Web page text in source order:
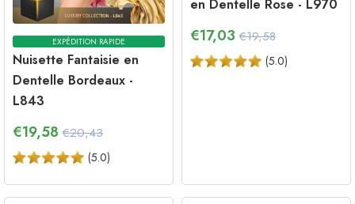
EXPÉDITION RAPIDE
Nuisette Fantaisie en
Dentelle Bordeaux -
L843
€19,58 €20,43
(5.0)
EXPÉDITION RAPIDE
Nuisette Fantaisie à Jupe